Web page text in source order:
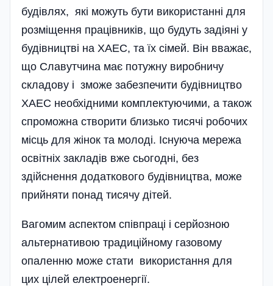
будівлях, які можуть бути використанні для
розміщення працівників, що будуть задіяні у
будівництві на ХАЕС, та їх сімей. Він вважає,
що Славутчина має потужну виробничу
складову і зможе забезпечити будівництво
ХАЕС необхідними комплектуючими, а також
спроможна створити близько тисячі робочих
місць для жінок та молоді. Існуюча мережа
освітніх закладів вже сьогодні, без
здійснення додаткового будівництва, може
прийняти понад тисячу дітей.
Вагомим аспектом співпраці і серйозною
альтернативою традиційному газовому
опаленню може стати використання для
цих цілей електроенергії.